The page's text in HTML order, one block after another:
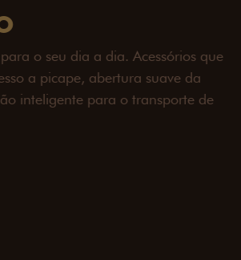
desafio. O Pack off-road combina
toneladas, alargadores de para-
mais capacidade de reboque,
e um visual ainda mais imponente